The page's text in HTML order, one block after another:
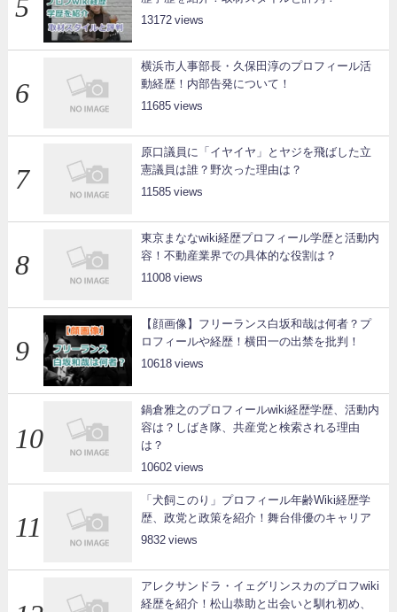
13172
横浜市人事部長・久保田淳のプロフィール活
動経歴！内部告発について！
11685
原口議員に「イヤイヤ」とヤジを飛ばした立
憲議員は誰？野次った理由は？
11585
東京まななwiki経歴プロフィール学歴と活動内
容！不動産業界での具体的な役割は？
11008
【顔画像】フリーランス白坂和哉は何者？プ
ロフィールや経歴！横田一の出禁を批判！
10618
鍋倉雅之のプロフィールwiki経歴学歴、活動内
容は？しばき隊、共産党と検索される理由
は？
10602
「犬飼このり」プロフィール年齢Wiki経歴学
歴、政党と政策を紹介！舞台俳優のキャリア
9832
アレクサンドラ・イェグリンスカのプロフwiki
経歴を紹介！松山恭助と出会いと馴れ初め、